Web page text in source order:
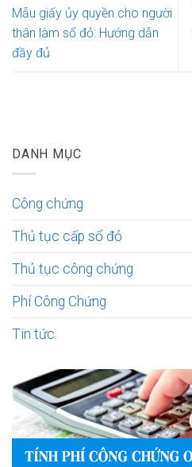
Mẫu giấy ủy quyền cho người
thân làm sổ đỏ: Hướng dẫn
đầy đủ
DANH MỤC
Công chứng
Thủ tục cấp sổ đỏ
Thủ tục công chứng
Phí Công Chứng
Tin tức